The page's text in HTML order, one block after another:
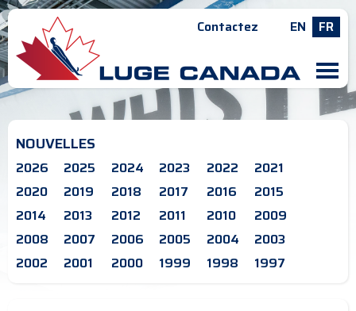
Contactez EN FR
M
NOUVELLES
2026 2025 2024 2023 2022
2021
2020
2019 2018 2017 2016
2015
2014
2013 2012 2011 2010
2009
2008
2007 2006 2005 2004
2003
2002
2001 2000 1999 1998 1997